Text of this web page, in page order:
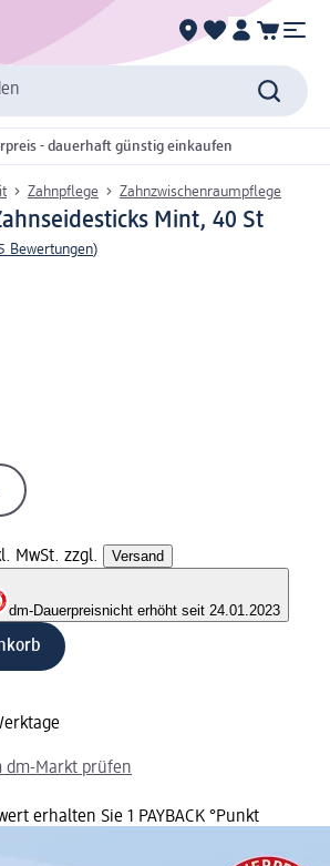
- dauerhaft günstig einkaufen
Zahnpflege Zahnzwischenraumpflege
Mint, 40 St
Bewertungen)
MwSt. zzgl. Versand
dm-Dauerpreisnicht erhöht seit 24.01.2023
dm-Markt prüfen
erhalten Sie 1 PAYBACK °Punkt